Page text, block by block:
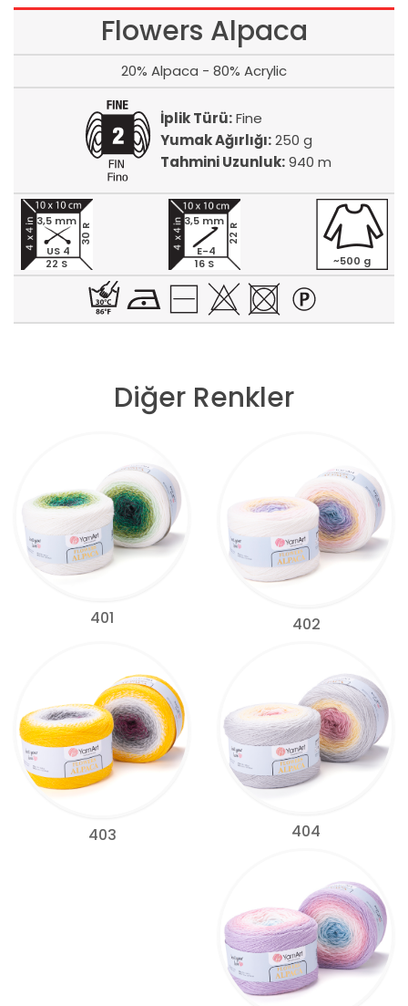
Flowers Alpaca
20% Alpaca - 80% Acrylic
İplik Türü:Fine
Yumak Ağırlığı:250 g
Tahmini Uzunluk:940 m
22 S
30 R
3,5 mm
US 4
16 S
22 R
3,5 mm
E-4
~500 g
Diğer Renkler
401 402
403 404